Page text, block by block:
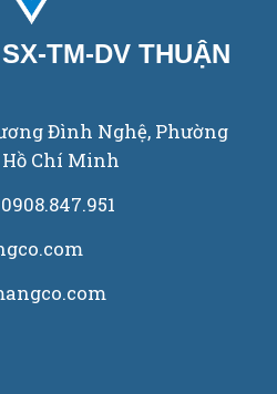
TM-DV THUẬN
Đình Nghệ, Phường
Chí Minh